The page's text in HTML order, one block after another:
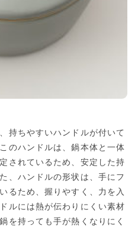
持ちやすいハンドルが付いて
のハンドルは、鍋本体と一体
されているため、安定した持
、ハンドルの形状は、手にフ
るため、握りやすく、力を入
ルには熱が伝わりにくい素材
を持っても手が熱くなりにく